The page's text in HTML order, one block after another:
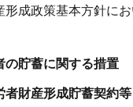
成政策基本方針に
貯蓄に関する措置
財産形成貯蓄契約等